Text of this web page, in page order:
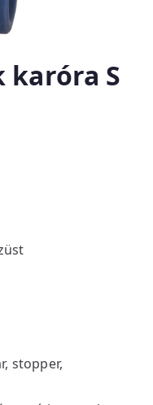
karóra S
stopper,